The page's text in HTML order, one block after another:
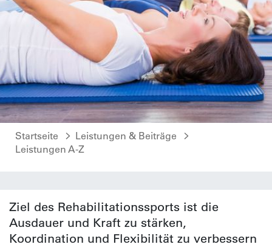
Startseite
Leistungen & Beiträge
Leistungen A-Z
Ziel des Rehabilitationssports ist die
Ausdauer und Kraft zu stärken,
Koordination und Flexibilität zu verbessern